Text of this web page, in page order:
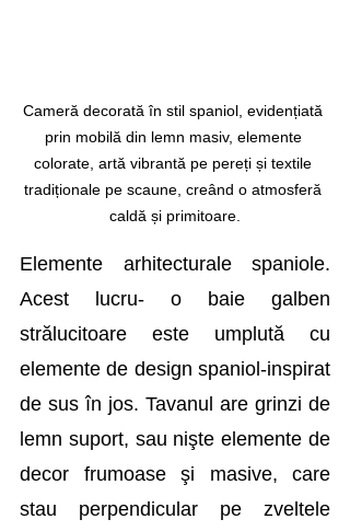
Cameră decorată în stil spaniol, evidențiată
prin mobilă din lemn masiv, elemente
colorate, artă vibrantă pe pereți și textile
tradiționale pe scaune, creând o atmosferă
caldă și primitoare.
Elemente arhitecturale spaniole.
Acest lucru- o baie galben
strălucitoare este umplută cu
elemente de design spaniol-inspirat
de sus în jos. Tavanul are grinzi de
lemn suport, sau nişte elemente de
decor frumoase şi masive, care
stau perpendicular pe zveltele